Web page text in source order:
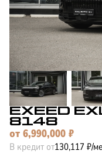
ТЕСТ-ДРАЙВ
ЛИЗИНГ
EXEED
8148
от 6,990,000 ₽
В кредит от130,117 ₽/